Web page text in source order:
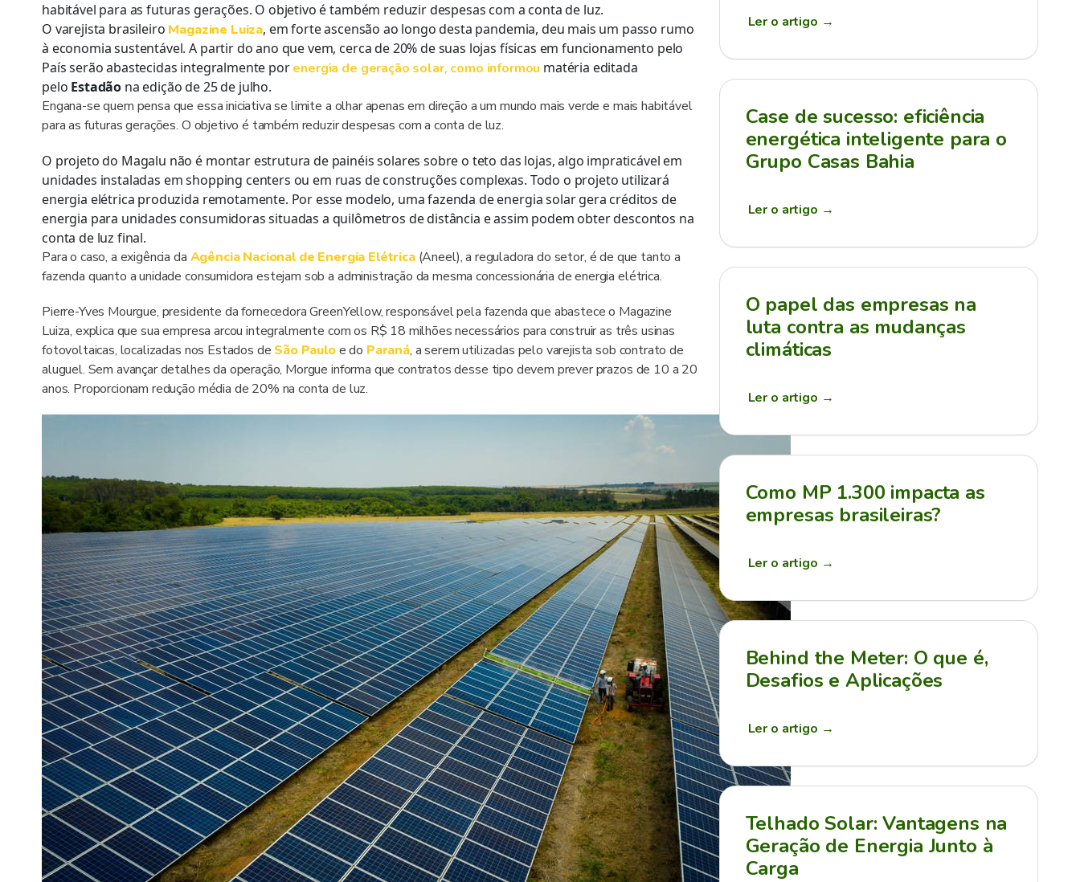
habitável para as futuras gerações. O objetivo é também reduzir despesas com a conta de luz.
O varejista brasileiro Magazine Luiza, em forte ascensão ao longo desta pandemia, deu mais um passo rumo
à economia sustentável. A partir do ano que vem, cerca de 20% de suas lojas físicas em funcionamento pelo
País serão abastecidas integralmente porenergia de geração solar, como informou matéria editada
pelo Estadão na edição de 25 de julho.
Engana-se quem pensa que essa iniciativa se limite a olhar apenas em direção a um mundo mais verde e mais habitável
para as futuras gerações. O objetivo é também reduzir despesas com a conta de luz.
O projeto do Magalu não é montar estrutura de painéis solares sobre o teto das lojas, algo impraticável em
unidades instaladas em shopping centers ou em ruas de construções complexas. Todo o projeto utilizará
energia elétrica produzida remotamente. Por esse modelo, uma fazenda de energia solar gera créditos de
energia para unidades consumidoras situadas a quilômetros de distância e assim podem obter descontos na
conta de luz final.
Para o caso, a exigência da Agência Nacional de Energia Elétrica(Aneel), a reguladora do setor, é de que tanto a
fazenda quanto a unidade consumidora estejam sob a administração da mesma concessionária de energia elétrica.
Pierre-Yves Mourgue, presidente da fornecedora GreenYellow, responsável pela fazenda que abastece o Magazine
Luiza, explica que sua empresa arcou integralmente com os R$ 18 milhões necessários para construir as três usinas
fotovoltaicas, localizadas nos Estados de São Pauloe do Paraná, a serem utilizadas pelo varejista sob contrato de
aluguel. Sem avançar detalhes da operação, Morgue informa que contratos desse tipo devem prever prazos de 10 a 20
anos. Proporcionam redução média de 20% na conta de luz.
Ler o artigo →
Case de sucesso: eficiência
energética inteligente para o
Grupo Casas Bahia
Ler o artigo →
O papel das empresas na
luta contra as mudanças
climáticas
Ler o artigo →
Como MP 1.300 impacta as
empresas brasileiras?
Ler o artigo →
Behind the Meter: O que é,
Desafios e Aplicações
Ler o artigo →
Telhado Solar: Vantagens na
Geração de Energia Junto à
Carga